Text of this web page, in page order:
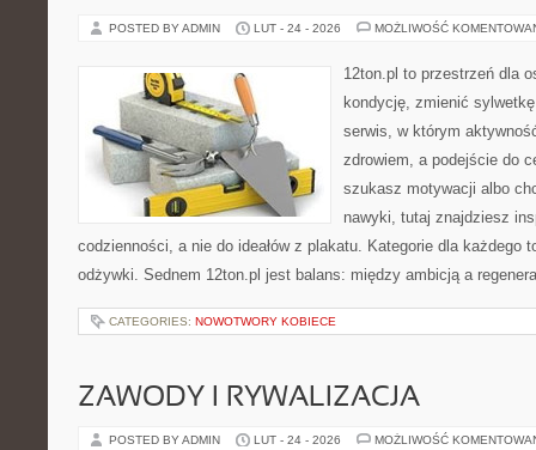
POSTED BY ADMIN LUT - 24 - 2026 MOŻLIWOŚĆ
12ton.pl to przestrzeń dla
kondycję, zmienić
serwis, w którym
zdrowiem, a podejście do
szukasz motywacji albo
nawyki, tutaj znajdziesz
codzienności, a nie do ideałów z plakatu. Kategorie dla każdego
odżywki. Sednem 12ton.pl jest balans: między ambicją a
CATEGORIES: NOWOTWORY KOBIECE
ZAWODY I RYWALIZACJA
POSTED BY ADMIN LUT - 24 - 2026 MOŻLIWOŚĆ